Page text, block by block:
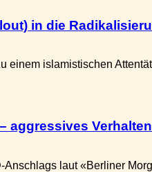
in die
islamistischen
aggressives Verhalten
laut «Berliner